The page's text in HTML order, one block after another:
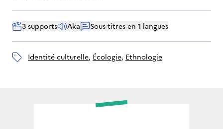
3 supports Aka Sous-titres en 1 langues
identité culturelle, écologie, ethnologie